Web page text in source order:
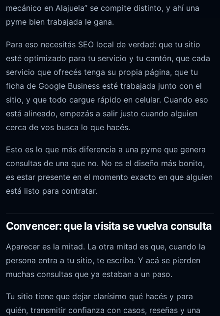
mecánico en Alajuela” se compite distinto, y ahí una
pyme bien trabajada le gana.
Para eso necesitás SEO local de verdad: que tu sitio
esté optimizado para tu servicio y tu cantón, que cada
servicio que ofrecés tenga su propia página, que tu
ficha de Google Business esté trabajada junto con el
sitio, y que todo cargue rápido en celular. Cuando eso
está alineado, empezás a salir justo cuando alguien
cerca de vos busca lo que hacés.
Esto es lo que más diferencia a una pyme que genera
consultas de una que no. No es el diseño más bonito,
es estar presente en el momento exacto en que alguien
está listo para contratar.
Convencer: que la visita se vuelva consulta
Aparecer es la mitad. La otra mitad es que, cuando la
persona entra a tu sitio, te escriba. Y acá se pierden
muchas consultas que ya estaban a un paso.
Tu sitio tiene que dejar clarísimo qué hacés y para
quién, transmitir confianza con casos, reseñas y una